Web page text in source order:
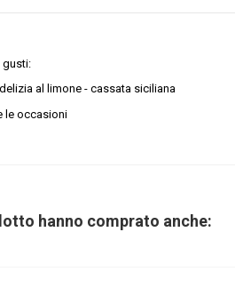
gusti:
al limone - cassata siciliana
le occasioni
hanno comprato anche: